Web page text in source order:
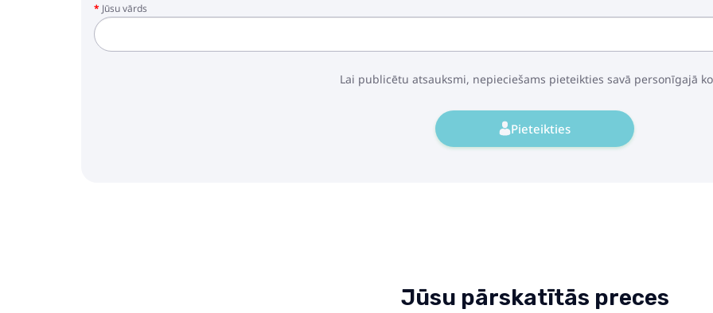
Jūsu vārds
Lai publicētu atsauksmi, nepieciešams pieteikties savā personīgajā
Pieteikties
Jūsu pārskatītās preces